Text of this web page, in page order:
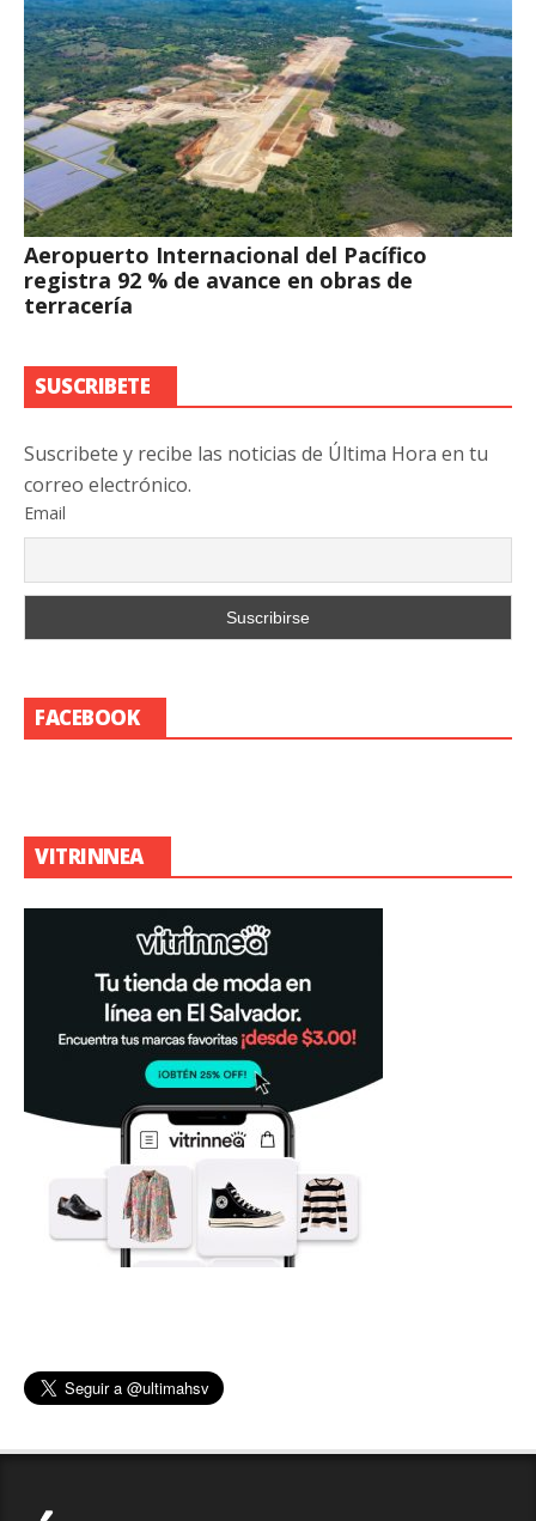
Aeropuerto Internacional del Pacífico
registra 92 % de avance en obras de
terracería
SUSCRIBETE
Suscribete y recibe las noticias de Última Hora en tu
correo electrónico.
Email
FACEBOOK
VITRINNEA